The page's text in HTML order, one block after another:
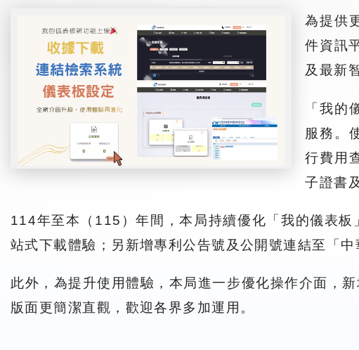
為提供
件資訊
及最新
「我
服務。
行費用
子證書
114年至本（115）年間，本局持續優化「我的儀表
站式下載體驗；另新增專利公告號及公開號連結至「
此外，為提升使用體驗，本局進一步優化操作介面，
版面更簡潔直觀，歡迎各界多加運用。